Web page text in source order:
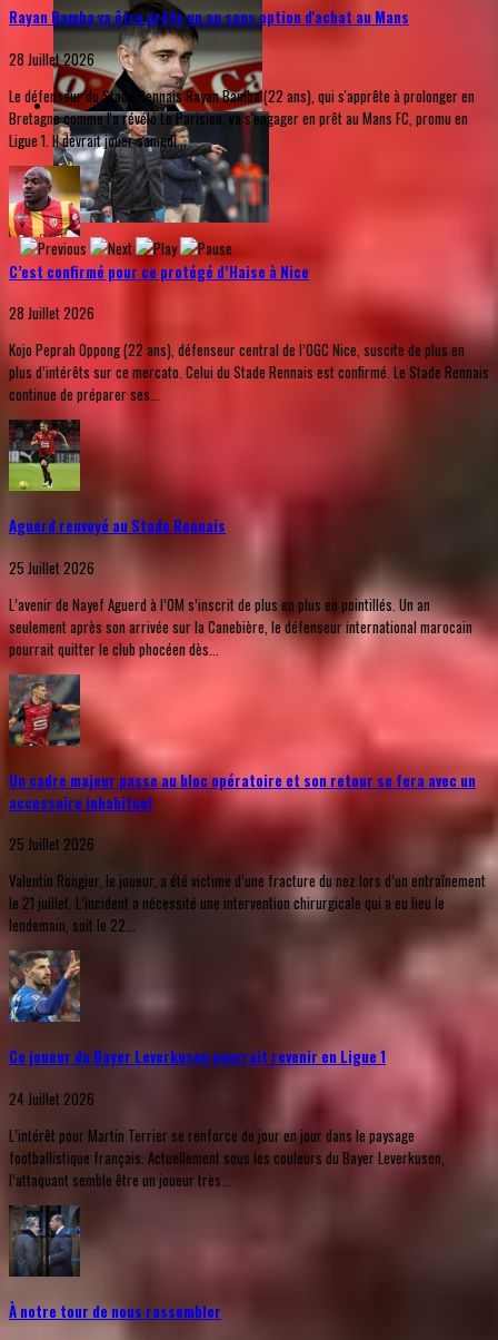
Rayan Bamba va être prêté un an sans option d'achat au Mans
28 Juillet 2026
Le défenseur du Stade Rennais Rayan Bamba (22 ans), qui s'apprête à prolonger en
Bretagne comme l'a révélé Le Parisien, va s'engager en prêt au Mans FC, promu en
Ligue 1. Il devrait jouer samedi...
C’est confirmé pour ce protégé d’Haise à Nice
28 Juillet 2026
Kojo Peprah Oppong (22 ans), défenseur central de l’OGC Nice, suscite de plus en
plus d’intérêts sur ce mercato. Celui du Stade Rennais est confirmé. Le Stade Rennais
continue de préparer ses...
Aguerd renvoyé au Stade Rennais
25 Juillet 2026
L’avenir de Nayef Aguerd à l’OM s’inscrit de plus en plus en pointillés. Un an
seulement après son arrivée sur la Canebière, le défenseur international marocain
pourrait quitter le club phocéen dès...
Un cadre majeur passe au bloc opératoire et son retour se fera avec un
accessoire inhabituel
25 Juillet 2026
Valentin Rongier, le joueur, a été victime d’une fracture du nez lors d’un entraînement
le 21 juillet. L’incident a nécessité une intervention chirurgicale qui a eu lieu le
lendemain, soit le 22...
Ce joueur du Bayer Leverkusen pourrait revenir en Ligue 1
24 Juillet 2026
L’intérêt pour Martin Terrier se renforce de jour en jour dans le paysage
footballistique français. Actuellement sous les couleurs du Bayer Leverkusen,
l’attaquant semble être un joueur très...
À notre tour de nous rassembler